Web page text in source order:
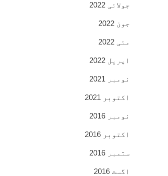
جولائی 2022
جون 2022
مئی 2022
اپریل 2022
نومبر 2021
اکتوبر 2021
نومبر 2016
اکتوبر 2016
ستمبر 2016
اگست 2016